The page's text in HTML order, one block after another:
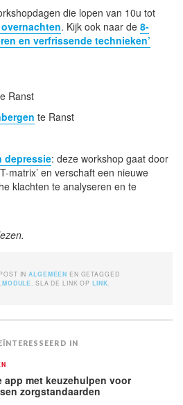
die lopen van 10u tot
. Kijk ook naar de 8-
en verfrissende technieken’
Ranst
te Ranst
depressie: deze workshop gaat door
matrix’ en verschaft een nieuwe
klachten te analyseren en te
INALGEMEEN EN GETAGGED
MODULE . SLA DE LINK OP LINK
IN
app met keuzehulpen voor
zorgstandaarden